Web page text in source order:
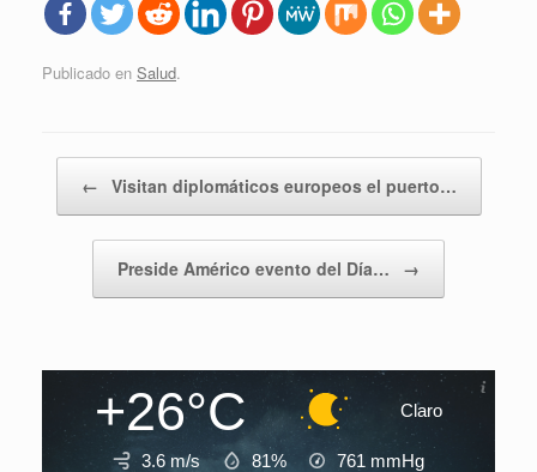
Publicado en Salud.
← Visitan diplomáticos europeos el puerto…
Preside Américo evento del Día… →
+26°C Claro
3.6 m/s 81% 761 mmHg